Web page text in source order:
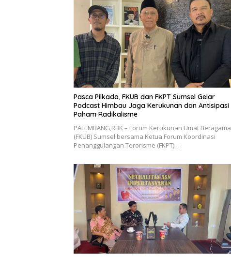
Pasca Pilkada, FKUB dan FKPT Sumsel Gelar
Podcast Himbau Jaga Kerukunan dan Antisipasi
Paham Radikalisme
PALEMBANG,RBK – Forum Kerukunan Umat Beragama
(FKUB) Sumsel bersama Ketua Forum Koordinasi
Penanggulangan Terorisme (FKPT)…